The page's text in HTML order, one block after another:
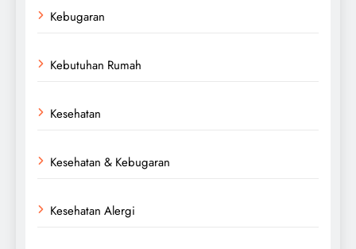
Kebugaran
Kebutuhan Rumah
Kesehatan
Kesehatan & Kebugaran
Kesehatan Alergi